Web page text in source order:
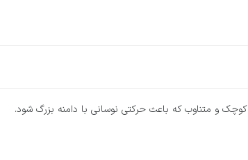
کوچک و متناوب که باعث حرکتی نوسانی با دامنه بزرگ شود.